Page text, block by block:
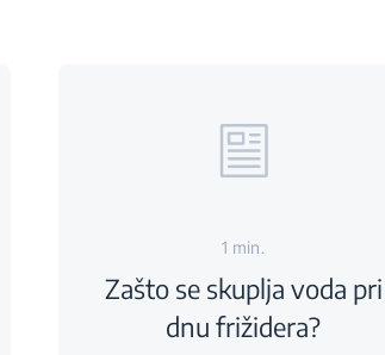
1 min.
Zašto se skuplja voda pri
dnu frižidera?